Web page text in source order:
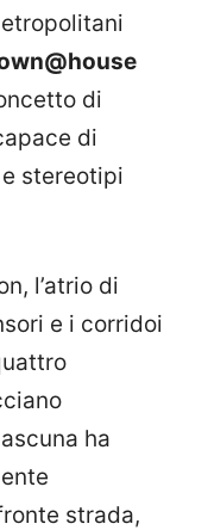
di
di
stereotipi
l’atrio di
e i corridoi
ha
strada,